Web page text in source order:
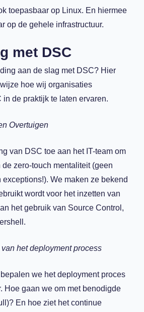
toepasbaar op Linux. En hiermee
op de gehele infrastructuur.
met DSC
aan de slag met DSC? Hier
hoe wij organisaties
in de praktijk te laten ervaren.
Overtuigen
van DSC toe aan het IT-team om
zero-touch mentaliteit (geen
We maken ze bekend
wordt voor het inzetten van
het gebruik van Source Control,
het deployment process
we het deployment proces
Hoe gaan we om met benodigde
En hoe ziet het continue